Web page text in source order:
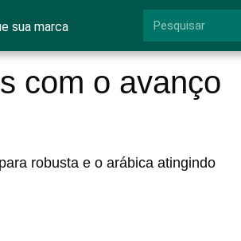
sua marca
com o avanço
robusta e o arábica atingindo